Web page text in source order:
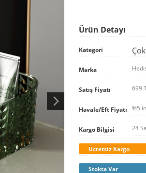
Ürün Detayı
Kategori
Marka
Satış Fiyatı 699
Havale/Eft Fiyatı %5
Kargo Bilgisi 24
Ücretsiz Kargo
Stokta Var